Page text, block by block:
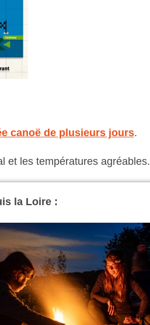
canoë de plusieurs jours.
et les températures agréables.
la Loire :